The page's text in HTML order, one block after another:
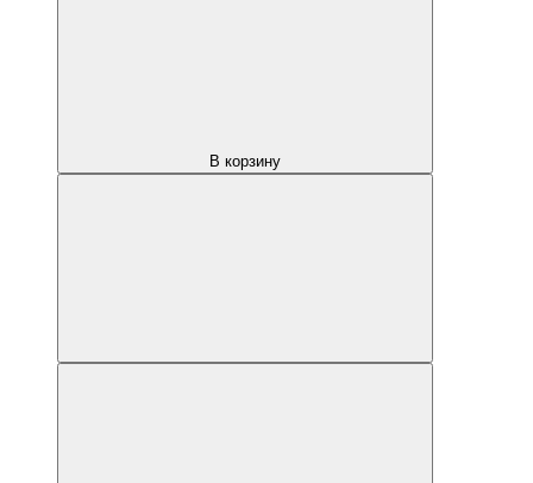
В корзину